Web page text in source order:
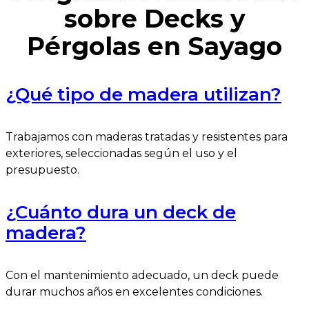
sobre Decks y
Pérgolas en Sayago
¿Qué tipo de madera utilizan?
Trabajamos con maderas tratadas y resistentes para
exteriores, seleccionadas según el uso y el
presupuesto.
¿Cuánto dura un deck de
madera?
Con el mantenimiento adecuado, un deck puede
durar muchos años en excelentes condiciones.